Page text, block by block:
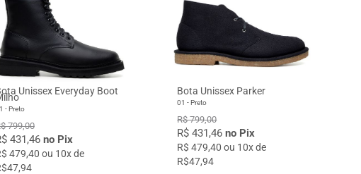
Unissex Everyday Boot
- Preto
799,00
431,46 no Pix
479,40 ou 10x de
Bota Unissex Parker
01 - Preto
R$ 799,00
R$ 431,46no Pix
R$ 479,40 ou 10x de
R$47,94